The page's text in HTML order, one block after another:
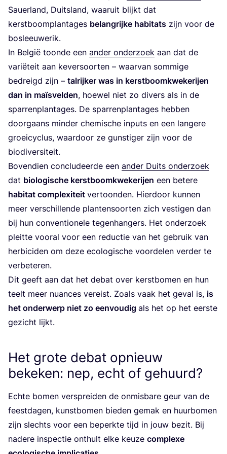
Sau­er­land, Duits­land, waar­uit blijkt dat
kerst­boom­plan­ta­ges belang­rij­ke habi­tats zijn voor de
bosleeuwerik.
In Bel­gië toon­de een ander onder­zoek aan dat de
vari­ë­teit aan kever­soor­ten – waar­van som­mi­ge
bedreigd zijn – tal­rij­ker was in kerst­boom­kwe­ke­rij­en
dan in maïs­vel­den, hoe­wel niet zo divers als in de
spar­ren­plan­ta­ges. De spar­ren­plan­ta­ges heb­ben
door­gaans min­der che­mi­sche inputs en een lan­ge­re
groei­cy­clus, waar­door ze gun­sti­ger zijn voor de
biodiversiteit.
Boven­dien con­clu­deer­de een ander Duits onder­zoek
dat bio­lo­gi­sche kerst­boom­kwe­ke­rij­en een bete­re
habi­tat com­plexi­teit ver­toon­den. Hier­door kun­nen
meer ver­schil­len­de plan­ten­soor­ten zich ves­ti­gen dan
bij hun con­ven­ti­o­ne­le tegen­han­gers. Het onder­zoek
pleit­te voor­al voor een reduc­tie van het gebruik van
her­bi­ci­den om deze eco­lo­gi­sche voor­de­len ver­der te
verbeteren.
Dit geeft aan dat het debat over kerst­bo­men en hun
teelt meer nuan­ces ver­eist. Zoals vaak het geval is, is
het onder­werp niet zo een­vou­dig als het op het eer­ste
gezicht lijkt.
Het grote debat opnieuw
bekeken: nep, echt of gehuurd?
Ech­te bomen ver­sprei­den de onmis­ba­re geur van de
feest­da­gen, kunst­bo­men bie­den gemak en huur­bo­men
zijn slechts voor een beperk­te tijd in jouw bezit. Bij
nade­re inspec­tie ont­hult elke keu­ze com­plexe